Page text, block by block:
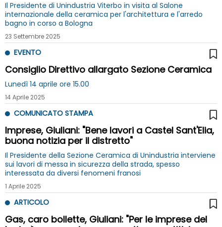
Il Presidente di Unindustria Viterbo in visita al Salone
internazionale della ceramica per l'architettura e l'arredo
bagno in corso a Bologna
23 Settembre 2025
EVENTO
Consiglio Direttivo allargato Sezione Ceramica
Lunedì 14 aprile ore 15.00
14 Aprile 2025
COMUNICATO STAMPA
Imprese, Giuliani: "Bene lavori a Castel Sant'Elia,
buona notizia per il distretto"
Il Presidente della Sezione Ceramica di Unindustria interviene
sui lavori di messa in sicurezza della strada, spesso
interessata da diversi fenomeni franosi
1 Aprile 2025
ARTICOLO
Gas, caro bollette, Giuliani: "Per le imprese del